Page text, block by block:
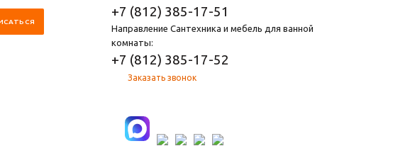
+7 (812) 385-17-51
Направление Сантехника и мебель для ванной
комнаты:
+7 (812) 385-17-52
Заказать звонок